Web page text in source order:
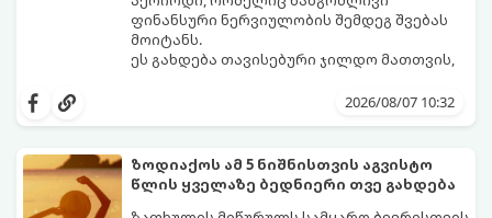
ფინანსური ნერვიულობის შემდეგ შვებას
მოიტანს.
ეს გახდება თავისებური ჯილდო მათთვის,
იჩენდა და სირთულეების მიუხედავად წინ
სურვილების გადადებასა და ხარჯების
მკაცრ კონტროლს. თუმცა, ახლა სიტუაცია
თანდათან შეიცვლება.
პრობლემები, რომლებიც უსასრულო
გეგონათ, უკან დაიხევს, ამასთან ერთად კი
2026/08/07 10:32
ზოდიაქოს ამ 5 ნიშნისთვის აგვისტო
წლის ყველაზე ბედნიერი თვე გახდება